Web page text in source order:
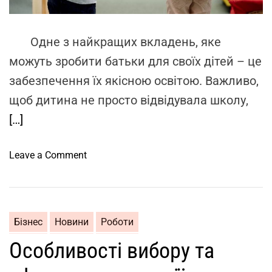
с
р
к
т
у
л
м
л
о
г
и
и
й
к
с
я
е
i
Одне з найкращих вкладень, яке
можуть зробити батьки для своїх дітей – це
забезпечення їх якісною освітою. Важливо,
щоб дитина не просто відвідувала школу,
[…]
Leave a Commento
Я
і
п
і
д
Бізнес Новини Роботи
Особливості вибору та